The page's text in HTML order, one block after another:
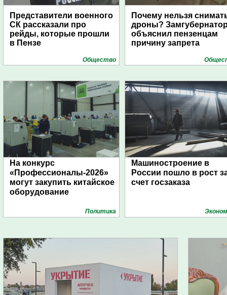
Представители военного
СК рассказали про
рейды, которые прошли
в Пензе
Общество
Почему нельзя
дроны?
объяснил пензенцам
причину запрета
На конкурс
«Профессионалы-2026»
могут закупить китайское
оборудование
Политика
Машиностроение в
России пошло в рост
счет госзаказа